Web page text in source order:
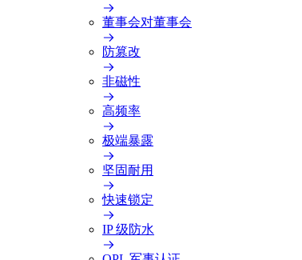
董事会对董事会
防篡改
非磁性
高频率
极端暴露
坚固耐用
快速锁定
IP 级防水